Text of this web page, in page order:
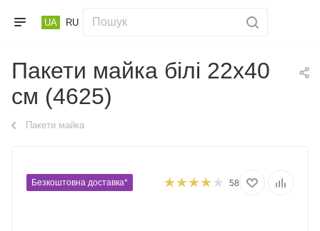
UA RU
Пакети майка білі 22х40
см (4625)
Пакети майка
Безкоштовна доставка* 58